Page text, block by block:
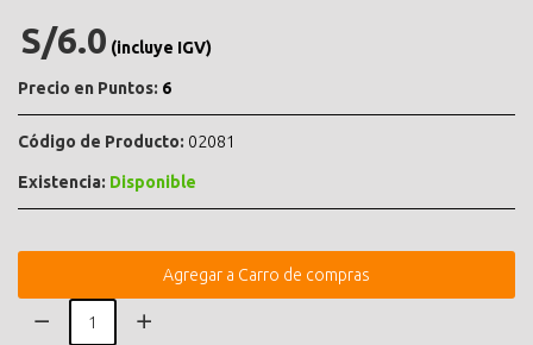
S/6.0 (incluye IGV)
Precio en Puntos: 6
Código de Producto: 02081
Existencia: Disponible
Agregar a Carro de compras